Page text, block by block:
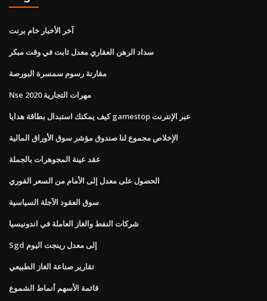
آخر الأخبار خام برنت
سداد الرهن العقاري معدل ثابت في وقت مبكر
مقارنة رسوم سمسرة البورصة
Nse 2020 مهرات التجارية
كيف يمكنك استبدال بطاقة هدايا gamestop عبر الإنترنت
الإخلاص مجموع لنا صندوق مؤشر سوق الأوراق المالية
عقد عينة المجوهرات بالجملة
الحصول على معدل إلى الأمام من السعر الفوري
سوق العقود الآجلة السياسية
شركات النفط والغاز العاملة في اندونيسيا
Sgd إلى معدل رينجت اليوم
تقارير صناعة الغاز الطبيعي
قائمة الأسهم أنماط الشموع